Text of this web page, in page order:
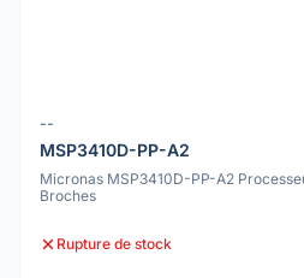
--
MSP3410D-PP-A2
Micronas MSP3410D-PP-A2
Broches
Rupture de stock